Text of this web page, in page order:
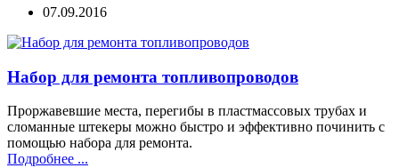
07.09.2016
Набор для ремонта топливопроводов
Проржавевшие места, перегибы в пластмассовых трубах и
сломанные штекеры можно быстро и эффективно починить с
помощью набора для ремонта.
Подробнее ...